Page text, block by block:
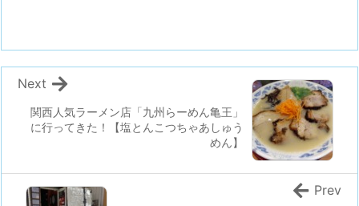
関西人気ラーメン店「九州らーめん亀王」
に行ってきた！【塩とんこつちゃあしゅう
めん】
Next
Prev